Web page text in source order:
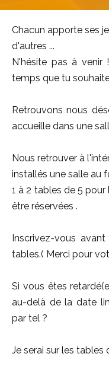
Chacun apporte ses
d'autres ...
N'hésite pas à venir
temps que tu
Retrouvons nous
accueille dans une
Nous retrouver à
installés une salle au
1 à 2 tables de 5
être réservées .
Inscrivez-vous
tables.( Merci pour
Si vous êtes
au-delà de la date
par tel ?
Je serai sur les tables